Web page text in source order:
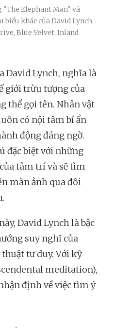
"The Elephant Man" và
biểu khác của David Lynch
Blue Velvet, Inland
David Lynch, nghĩa là
giới trừu tượng của
thể gọi tên. Nhân vật
có nội tâm bí ẩn
động đáng ngờ.
đặc biệt với những
tâm trí và sẽ tìm
màn ảnh qua đôi
David Lynch là bậc
suy nghĩ của
tư duy. Với kỹ
meditation),
định về việc tìm ý